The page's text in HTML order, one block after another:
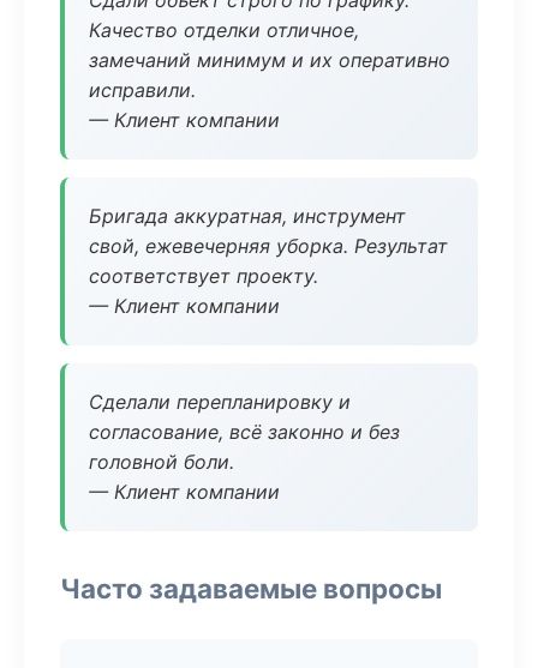
Качество отделки отличное,
замечаний минимум и их оперативно
исправили.
— Клиент компании
Бригада аккуратная, инструмент
свой, ежевечерняя уборка. Результат
соответствует проекту.
— Клиент компании
Сделали перепланировку и
согласование, всё законно и без
головной боли.
— Клиент компании
Часто задаваемые вопросы